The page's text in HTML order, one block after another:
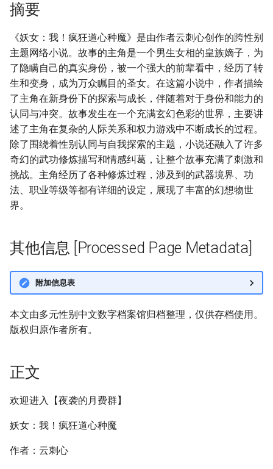
摘要
《妖女：我！疯狂道心种魔》是由作者云刺心创作的跨性别
主题网络小说。故事的主角是一个男生女相的皇族嫡子，为
了隐瞒自己的真实身份，被一个强大的前辈看中，经历了转
生和变身，成为万众瞩目的圣女。在这篇小说中，作者描绘
了主角在新身份下的探索与成长，伴随着对于身份和能力的
认同与冲突。故事发生在一个充满玄幻色彩的世界，主要讲
述了主角在复杂的人际关系和权力游戏中不断成长的过程。
除了围绕着性别认同与自我探索的主题，小说还融入了许多
奇幻的武功修炼描写和情感纠葛，让整个故事充满了刺激和
挑战。主角经历了各种修炼过程，涉及到的武器境界、功
法、职业等级等都有详细的设定，展现了丰富的幻想物世
界。
其他信息 [Processed Page Metadata]
附加信息表
本文由多元性别中文数字档案馆归档整理，仅供存档使用。
版权归原作者所有。
正文
欢迎进入【夜袭的月费群】
妖女：我！疯狂道心种魔
作者：云刺心